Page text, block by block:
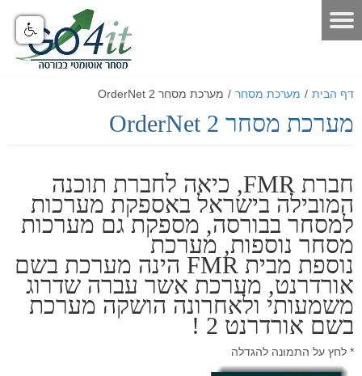
דף הבית / מערכת מסחר / מערכת מסחר OrderNet 2
מערכת מסחר OrderNet 2
חברת FMR, כיאה לחברת תוכנה
המובילה בישראל באספקת מערכות
למסחר בבורסה, מספקת גם מערכות
מסחר נוספות, מערכת
נוספת מבית FMR הינה מערכת בשם
אורדרנט, מערכת אשר עברה שדרוג
משמעותי ולאחרונה הושקה מערכת
בשם אורדרנט 2 !
* לחץ על התמונה להגדלה
הסיכון במסחר בבורסה
לוח ארועים
תקנון האתר
דרושים
הטכנולוגיה
מונחי שוק ההון
כלים לסוחר
כלים למסחר בישראל
כלים למסחר בחול
כלים לתחזוקת המחשב
קישורים שימושיים
נתונים כלכליים
מחשבון המרת מטבעות
יומן אירועים כלכליים עולמי - יומי
מחשבון פיבוט
מדדי בורסה עולמיים
פורום שוק ההון
פורום אופציות מעוף
פורום ניתוח טכני
פורום מטח
פורום מסחר אוטומטי
הכר את מערכת המסחר
הכר את מערכת המסחר
סרטוני הדרכה - לשוניות המערכת
סרטוני הדרכה כלליים
מדריכים מצולמים
מערכת מסחר
מערכת מסחר FMR
מערכת מסחר אוטומטי GO4IT
סימולטור מסחר Go4iTrainer
מסחר אוטומטי
מסחר אוטומטי במטח
קורס פיתוח ובדיקת אסטרטגיות
מסחר אוטומטי לרצף
מסחר עצמאי בבורסה
מסחר עצמאי